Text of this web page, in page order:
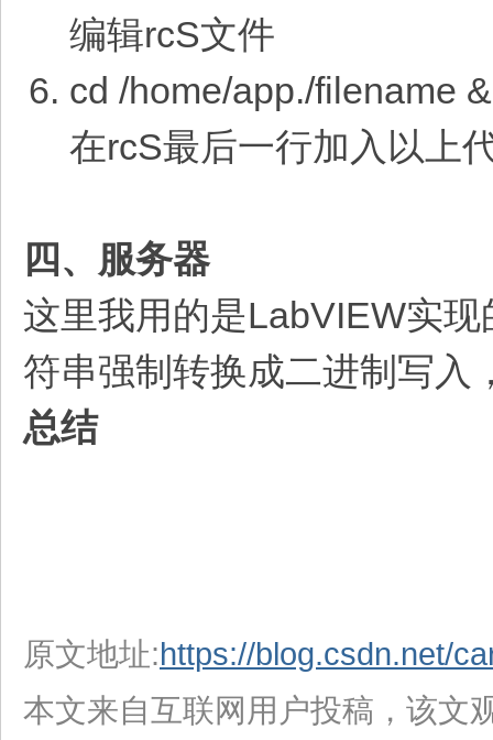
编辑rcS文件
cd /home/app./filename &
在rcS最后一行加入以上
四、服务器
这里我用的是LabVIEW实
符串强制转换成二进制写入
总结
原文地址:https://blog.csdn.net/
本文来自互联网用户投稿，该文